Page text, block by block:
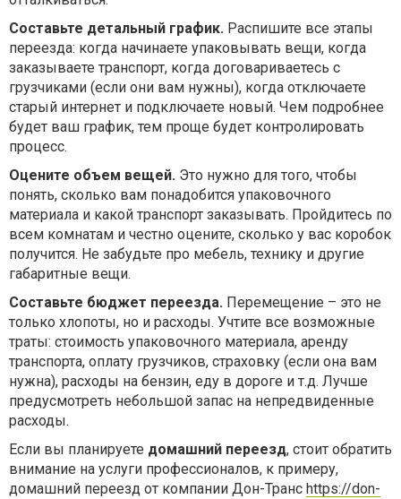
Составьте детальный график. Распишите все этапы
переезда: когда начинаете упаковывать вещи, когда
заказываете транспорт, когда договариваетесь с
грузчиками (если они вам нужны), когда отключаете
старый интернет и подключаете новый. Чем подробнее
будет ваш график, тем проще будет контролировать
процесс.
Оцените объем вещей. Это нужно для того, чтобы
понять, сколько вам понадобится упаковочного
материала и какой транспорт заказывать. Пройдитесь по
всем комнатам и честно оцените, сколько у вас коробок
получится. Не забудьте про мебель, технику и другие
габаритные вещи.
Составьте бюджет переезда. Перемещение – это не
только хлопоты, но и расходы. Учтите все возможные
траты: стоимость упаковочного материала, аренду
транспорта, оплату грузчиков, страховку (если она вам
нужна), расходы на бензин, еду в дороге и т.д. Лучше
предусмотреть небольшой запас на непредвиденные
расходы.
Если вы планируете домашний переезд, стоит обратить
внимание на услуги профессионалов, к примеру,
домашний переезд от компании Дон-Транс https://don-